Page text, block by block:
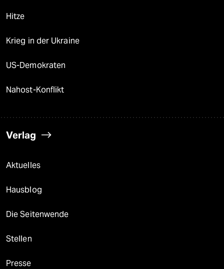
Hitze
Krieg in der Ukraine
US-Demokraten
Nahost-Konflikt
Verlag
Aktuelles
Hausblog
Die Seitenwende
Stellen
Presse